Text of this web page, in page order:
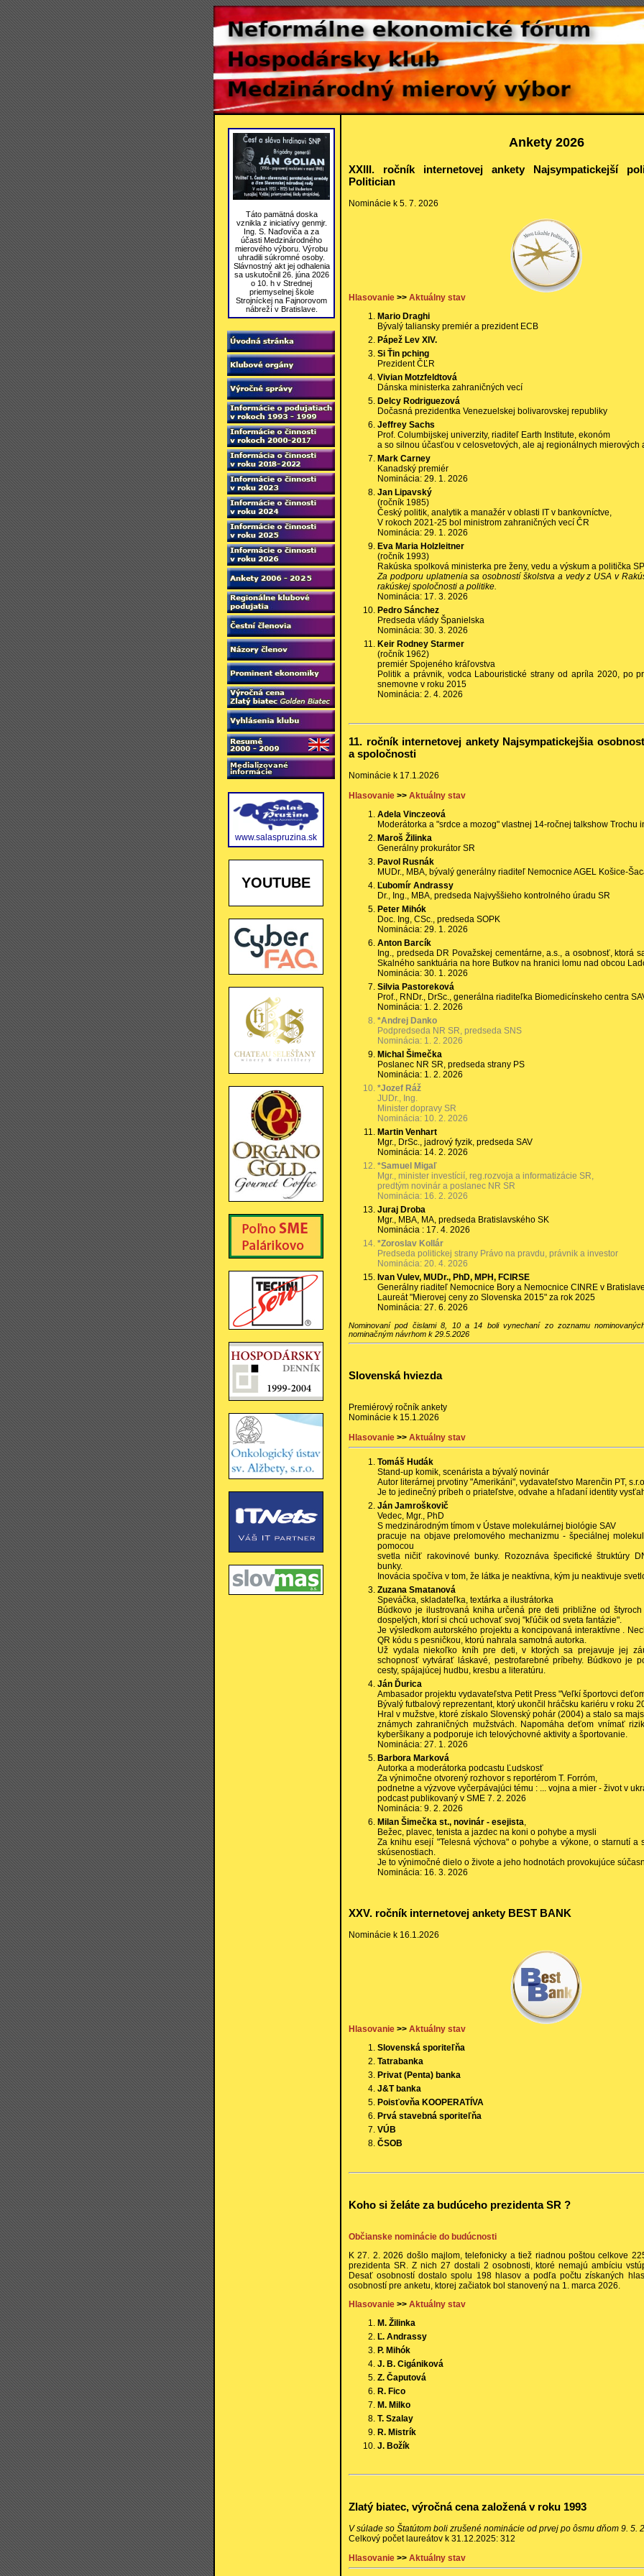
Táto pamätná doska
vznikla z iniciatívy genmjr.
Ing. S. Naďoviča a za
účasti Medzinárodného
mierového výboru. Výrobu
uhradili súkromné osoby.
Slávnostný akt jej odhalenia
sa uskutočnil 26. júna 2026
o 10. h v Strednej
priemyselnej škole
Strojníckej na Fajnorovom
nábreží v Bratislave.
www.salaspruzina.sk
YOUTUBE
Ankety 2026
XXIII. ročník internetovej ankety Najsympatickejší
Politician
Nominácie k 5. 7. 2026
Hlasovanie >> Aktuálny stav
Mario Draghi
Bývalý taliansky premiér a prezident ECB
Pápež Lev XIV.
Si Ťin pching
Prezident ČĽR
Vivian Motzfeldtová
Dánska ministerka zahraničných vecí
Delcy Rodriguezová
Dočasná prezidentka Venezuelskej bolivarovskej republiky
Jeffrey Sachs
Prof. Columbijskej univerzity, riaditeľ Earth Institute, ekonóm
a so silnou účasťou v celosvetových, ale aj regionálnych mierových
Mark Carney
Kanadský premiér
Nominácia: 29. 1. 2026
Jan Lipavský
(ročník 1985)
Český politik, analytik a manažér v oblasti IT v bankovníctve,
V rokoch 2021-25 bol ministrom zahraničných vecí ČR
Nominácia: 29. 1. 2026
Eva Maria Holzleitner
(ročník 1993)
Rakúska spolková ministerka pre ženy, vedu a výskum a politička
Za podporu uplatnenia sa osobností školstva a vedy z USA v
rakúskej spoločnosti a politike.
Nominácia: 17. 3. 2026
Pedro Sánchez
Predseda vlády Španielska
Nominácia: 30. 3. 2026
Keir Rodney Starmer
(ročník 1962)
premiér Spojeného kráľovstva
Politik a právnik, vodca Labouristické strany od apríla 2020, po
snemovne v roku 2015
Nominácia: 2. 4. 2026
11. ročník internetovej ankety Najsympatickejšia
a spoločnosti
Nominácie k 17.1.2026
Hlasovanie >> Aktuálny stav
Adela Vinczeová
Moderátorka a "srdce a mozog" vlastnej 14-ročnej talkshow Trochu
Maroš Žilinka
Generálny prokurátor SR
Pavol Rusnák
MUDr., MBA, bývalý generálny riaditeľ Nemocnice AGEL Košice-
Ľubomír Andrassy
Dr., Ing., MBA, predseda Najvyššieho kontrolného úradu SR
Peter Mihók
Doc. Ing, CSc., predseda SOPK
Nominácia: 29. 1. 2026
Anton Barcík
Ing., predseda DR Považskej cementárne, a.s., a osobnosť, ktorá
Skalného sanktuária na hore Butkov na hranici lomu nad obcou
Nominácia: 30. 1. 2026
Silvia Pastoreková
Prof., RNDr., DrSc., generálna riaditeľka Biomedicínskeho centra
Nominácia: 1. 2. 2026
*Andrej Danko
Podpredseda NR SR, predseda SNS
Nominácia: 1. 2. 2026
Michal Šimečka
Poslanec NR SR, predseda strany PS
Nominácia: 1. 2. 2026
*Jozef Ráž
JUDr., Ing.
Minister dopravy SR
Nominácia: 10. 2. 2026
Martin Venhart
Mgr., DrSc., jadrový fyzik, predseda SAV
Nominácia: 14. 2. 2026
*Samuel Migaľ
Mgr., minister investícií, reg.rozvoja a informatizácie SR,
predtým novinár a poslanec NR SR
Nominácia: 16. 2. 2026
Juraj Droba
Mgr., MBA, MA, predseda Bratislavského SK
Nominácia : 17. 4. 2026
*Zoroslav Kollár
Predseda politickej strany Právo na pravdu, právnik a investor
Nominácia: 20. 4. 2026
Ivan Vulev, MUDr., PhD, MPH, FCIRSE
Generálny riaditeľ Nemocnice Bory a Nemocnice CINRE v
Laureát "Mierovej ceny zo Slovenska 2015" za rok 2025
Nominácia: 27. 6. 2026
Nominovaní pod čislami 8, 10 a 14 boli vynechaní zo zoznamu
nominačným návrhom k 29.5.2026
Slovenská hviezda
Premiérový ročník ankety
Nominácie k 15.1.2026
Hlasovanie >> Aktuálny stav
Tomáš Hudák
Stand-up komik, scenárista a bývalý novinár
Autor literárnej prvotiny "Amerikáni", vydavateľstvo Marenčin PT,
Je to jedinečný príbeh o priateľstve, odvahe a hľadaní identity
Ján Jamroškovič
Vedec, Mgr., PhD
S medzinárodným tímom v Ústave molekulárnej biológie SAV
pracuje na objave prelomového mechanizmu - špeciálnej
pomocou
svetla ničiť rakovinové bunky. Rozoznáva špecifické štruktúry
bunky.
Inovácia spočíva v tom, že látka je neaktívna, kým ju neaktivuje
Zuzana Smatanová
Speváčka, skladateľka, textárka a ilustrátorka
Búdkovo je ilustrovaná kniha určená pre deti približne od
dospelých, ktorí si chcú uchovať svoj "kľúčik od sveta fantázie".
Je výsledkom autorského projektu a koncipovaná interaktívne .
QR kódu s pesničkou, ktorú nahrala samotná autorka.
Už vydala niekoľko kníh pre deti, v ktorých sa prejavuje jej
schopnosť vytvárať láskavé, pestrofarebné príbehy. Búdkovo je
cesty, spájajúcej hudbu, kresbu a literatúru.
Ján Ďurica
Ambasador projektu vydavateľstva Petit Press "Veľkí športovci
Bývalý futbalový reprezentant, ktorý ukončil hráčsku kariéru v roku
Hral v mužstve, ktoré získalo Slovenský pohár (2004) a stalo sa
známych zahraničných mužstvách. Napomáha deťom vnímať
kyberšikany a podporuje ich telovýchovné aktivity a športovanie.
Nominácia: 27. 1. 2026
Barbora Marková
Autorka a moderátorka podcastu Ľudskosť
Za výnimočne otvorený rozhovor s reportérom T. Forróm,
podnetne a výzvove vyčerpávajúci tému : ... vojna a mier - život v
podcast publikovaný v SME 7. 2. 2026
Nominácia: 9. 2. 2026
Milan Šimečka st., novinár - esejista,
Bežec, plavec, tenista a jazdec na koni o pohybe a mysli
Za knihu esejí "Telesná výchova" o pohybe a výkone, o starnutí a
skúsenostiach.
Je to výnimočné dielo o živote a jeho hodnotách provokujúce
Nominácia: 16. 3. 2026
XXV. ročník internetovej ankety BEST BANK
Nominácie k 16.1.2026
Hlasovanie >> Aktuálny stav
Slovenská sporiteľňa
Tatrabanka
Privat (Penta) banka
J&T banka
Poisťovňa KOOPERATÍVA
Prvá stavebná sporiteľňa
VÚB
ČSOB
Koho si želáte za budúceho prezidenta SR ?
Občianske nominácie do budúcnosti
K 27. 2. 2026 došlo majlom, telefonicky a tiež riadnou poštou celkove
prezidenta SR. Z nich 27 dostali 2 osobnosti, ktoré nemajú ambíciu
Desať osobností dostalo spolu 198 hlasov a podľa počtu získaných
osobností pre anketu, ktorej začiatok bol stanovený na 1. marca 2026.
Hlasovanie >> Aktuálny stav
M. Žilinka
Ľ. Andrassy
P. Mihók
J. B. Cigániková
Z. Čaputová
R. Fico
M. Milko
T. Szalay
R. Mistrík
J. Božík
Zlatý biatec, výročná cena založená v roku 1993
V súlade so Štatútom boli zrušené nominácie od prvej po ôsmu dňom 9. 5.
Celkový počet laureátov k 31.12.2025: 312
Hlasovanie >> Aktuálny stav